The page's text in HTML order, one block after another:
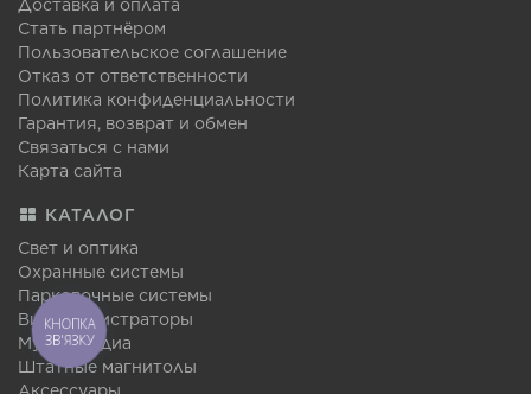
Доставка и оплата
Стать партнёром
Пользовательское соглашение
Отказ от ответственности
Политика конфиденциальности
Гарантия, возврат и обмен
Связаться с нами
Карта сайта
КАТАЛОГ
Свет и оптика
Охранные системы
Парковочные системы
Видеорегистраторы
Мультимедиа
Штатные магнитолы
КНОПКА
ЗВ'ЯЗКУ